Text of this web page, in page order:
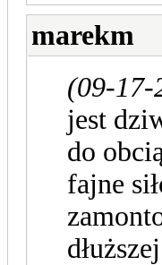
marekm
(09-17-
jest
do
fajne